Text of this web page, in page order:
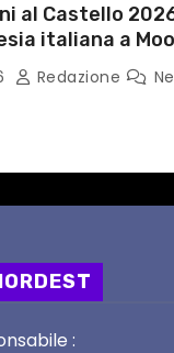
al Castello
italiana a
Redazione
: